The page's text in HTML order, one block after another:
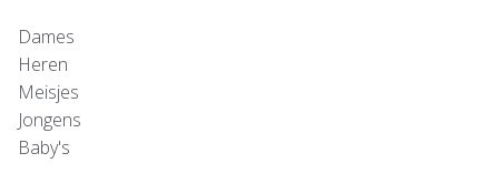
Dames
Heren
Meisjes
Jongens
Baby's